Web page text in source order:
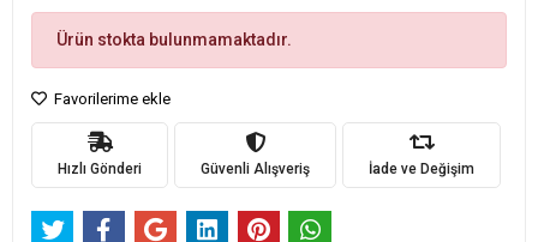
Ürün stokta bulunmamaktadır.
Favorilerime ekle
Hızlı Gönderi Güvenli Alışveriş İade ve Değişim